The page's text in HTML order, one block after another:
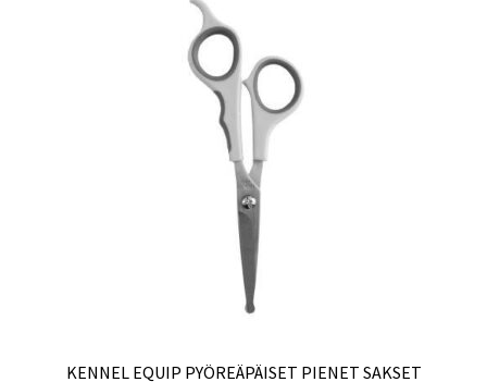
KENNEL EQUIP PYÖREÄPÄISET PIENET SAKSET